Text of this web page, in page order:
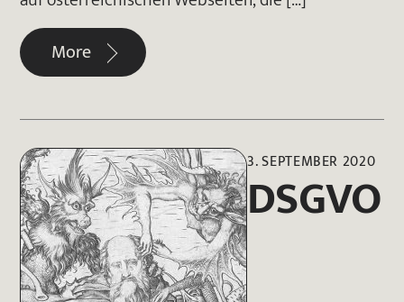
More
3. SEPTEMBER 2020
DSGVO